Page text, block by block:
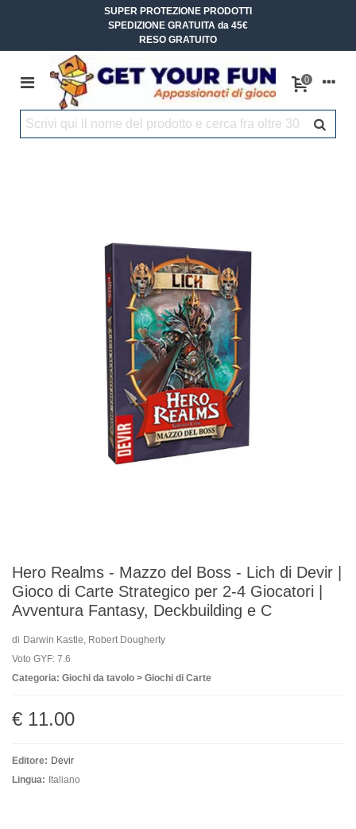
SUPER PROTEZIONE PRODOTTI
SPEDIZIONE GRATUITA da 45€
RESO GRATUITO
0
Hero Realms - Mazzo del Boss - Lich di Devir |
Gioco di Carte Strategico per 2-4 Giocatori |
Avventura Fantasy, Deckbuilding e C
di Darwin Kastle, Robert Dougherty
Voto GYF: 7.6
Categoria: Giochi da tavolo > Giochi di Carte
€ 11.00
Editore: Devir
Lingua: Italiano